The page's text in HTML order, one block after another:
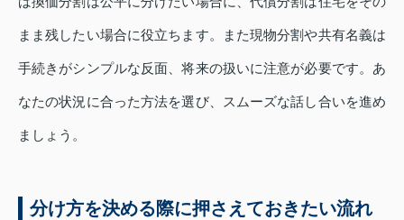
まま残したい場合に役立ちます。また現物分割や共有名義は
手続きがシンプルな反面、将来の扱いに注意が必要です。あ
なたの状況に合った方法を選び、スムーズな話し合いを進め
ましょう。
分け方を決める際に押さえておきたい流れ